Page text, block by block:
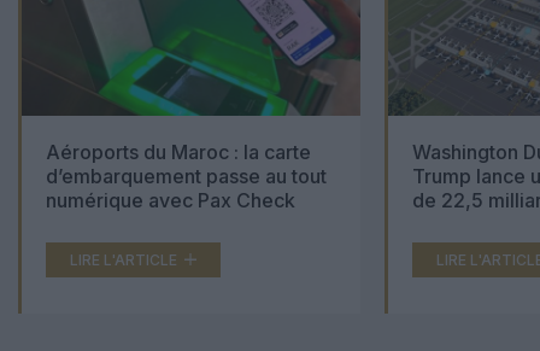
Aéroports du Maroc : la carte
d’embarquement passe au tout
numérique avec Pax Check
LIRE L'ARTICLE
Washington
Trump lance
de 22,5
LIRE